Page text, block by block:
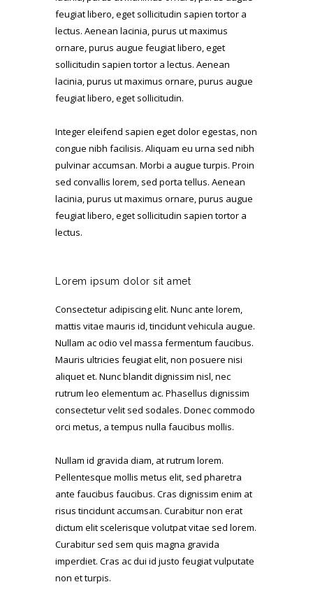
feugiat libero, eget sollicitudin sapien tortor a
lectus. Aenean lacinia, purus ut maximus
ornare, purus augue feugiat libero, eget
sollicitudin sapien tortor a lectus. Aenean
lacinia, purus ut maximus ornare, purus augue
feugiat libero, eget sollicitudin.
Integer eleifend sapien eget dolor egestas, non
congue nibh facilisis. Aliquam eu urna sed nibh
pulvinar accumsan. Morbi a augue turpis. Proin
sed convallis lorem, sed porta tellus. Aenean
lacinia, purus ut maximus ornare, purus augue
feugiat libero, eget sollicitudin sapien tortor a
lectus.
Lorem ipsum dolor sit amet
Consectetur adipiscing elit. Nunc ante lorem,
mattis vitae mauris id, tincidunt vehicula augue.
Nullam ac odio vel massa fermentum faucibus.
Mauris ultricies feugiat elit, non posuere nisi
aliquet et. Nunc blandit dignissim nisl, nec
rutrum leo elementum ac. Phasellus dignissim
consectetur velit sed sodales. Donec commodo
orci metus, a tempus nulla faucibus mollis.
Nullam id gravida diam, at rutrum lorem.
Pellentesque mollis metus elit, sed pharetra
ante faucibus faucibus. Cras dignissim enim at
risus tincidunt accumsan. Curabitur non erat
dictum elit scelerisque volutpat vitae sed lorem.
Curabitur sed sem quis magna gravida
imperdiet. Cras ac dui id justo feugiat vulputate
non et turpis.